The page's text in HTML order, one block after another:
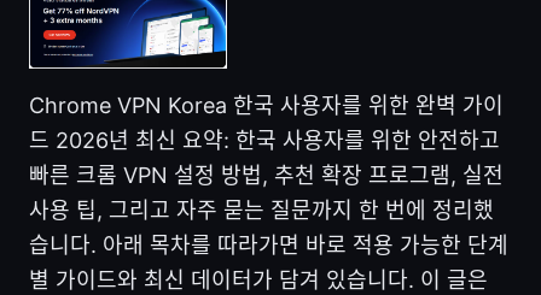
Chrome VPN Korea 한국 사용자를 위한 완벽 가이
드 2026년 최신 요약: 한국 사용자를 위한 안전하고
빠른 크롬 VPN 설정 방법, 추천 확장 프로그램, 실전
사용 팁, 그리고 자주 묻는 질문까지 한 번에 정리했
습니다. 아래 목차를 따라가면 바로 적용 가능한 단계
별 가이드와 최신 데이터가 담겨 있습니다. 이 글은